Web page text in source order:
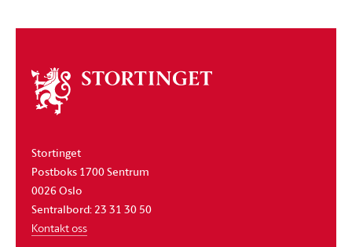
Om
stortinget
Stortinget
Postboks 1700 Sentrum
0026 Oslo
Sentralbord: 23 31 30 50
Kontakt oss